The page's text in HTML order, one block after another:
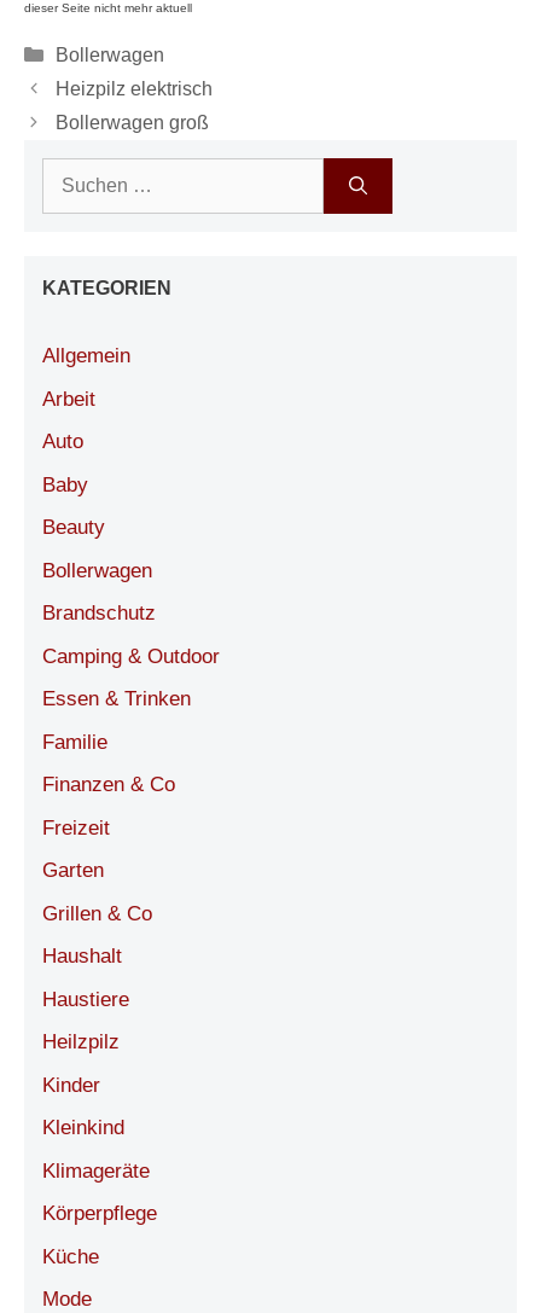
dieser Seite nicht mehr aktuell
Kategorien
Bollerwagen
Heizpilz elektrisch
Bollerwagen groß
Suchen
KATEGORIEN
Allgemein
Arbeit
Auto
Baby
Beauty
Bollerwagen
Brandschutz
Camping & Outdoor
Essen & Trinken
Familie
Finanzen & Co
Freizeit
Garten
Grillen & Co
Haushalt
Haustiere
Heilzpilz
Kinder
Kleinkind
Klimageräte
Körperpflege
Küche
Mode